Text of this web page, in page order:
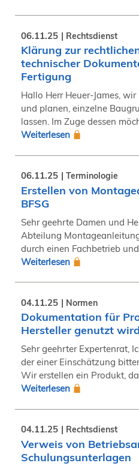
06.11.25 Rechtsdienst
Klärung zur
technischer
Fertigung
Hallo Herr Heuer-James,
und planen, einzelne
lassen. Im Zuge dessen
Weiterlesen
06.11.25 Terminologie
Erstellen von
BFSG
Sehr geehrte Damen und
Abteilung
durch einen Fachbetrieb und
Weiterlesen
04.11.25 Normen
Dokumentation für
Hersteller genutzt wird
Sehr geehrter Expertenrat,
der einer Einschätzung
Wir erstellen ein Produkt,
Weiterlesen
04.11.25 Rechtsdienst
Verweis von
Schulungsunterlagen